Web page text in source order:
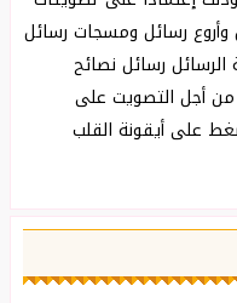
رسائل ومسجات رسائل
رسائل نصائح
من أجل التصويت على
على أيقونة القلب